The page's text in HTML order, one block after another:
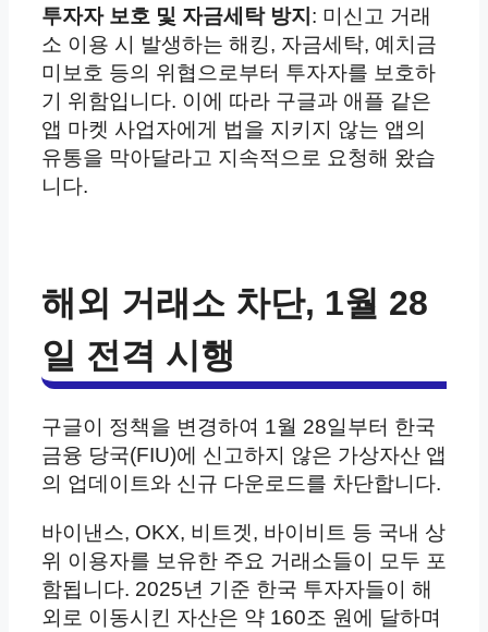
투자자 보호 및 자금세탁 방지 : 미신고 거래
소 이용 시 발생하는 해킹, 자금세탁, 예치금
미보호 등의 위협으로부터 투자자를 보호하
기 위함입니다. 이에 따라 구글과 애플 같은
앱 마켓 사업자에게 법을 지키지 않는 앱의
유통을 막아달라고 지속적으로 요청해 왔습
니다.
해외 거래소 차단, 1월 28
일 전격 시행
구글이 정책을 변경하여 1월 28일부터 한국
금융 당국(FIU)에 신고하지 않은 가상자산 앱
의 업데이트와 신규 다운로드를 차단합니다.
바이낸스, OKX, 비트겟, 바이비트 등 국내 상
위 이용자를 보유한 주요 거래소들이 모두 포
함됩니다. 2025년 기준 한국 투자자들이 해
외로 이동시킨 자산은 약 160조 원에 달하며